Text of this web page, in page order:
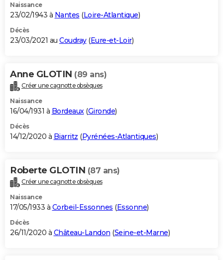
Naissance
23/02/1943 à Nantes (Loire-Atlantique)
Décès
23/03/2021 au Coudray(Eure-et-Loir)
Anne GLOTIN (89 ans)
Créer une cagnotte obsèques
Naissance
16/04/1931 à Bordeaux(Gironde)
Décès
14/12/2020 à Biarritz (Pyrénées-Atlantiques)
Roberte GLOTIN (87 ans)
Créer une cagnotte obsèques
Naissance
17/05/1933 à Corbeil-Essonnes (Essonne)
Décès
26/11/2020 à Château-Landon (Seine-et-Marne)